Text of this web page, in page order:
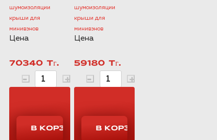
шумоизоляции
крыши для
минивэнов
Цена
70340 Тг.
шумоизоляции
крыши для
минивэнов
Цена
59180 Тг.